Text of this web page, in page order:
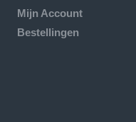
Mijn Account
Bestellingen